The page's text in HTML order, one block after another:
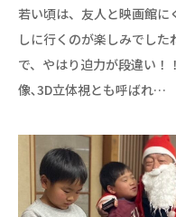
若い頃は、友人と映画館に
しに行くのが楽しみでし
で、やはり迫力が段違い
像､3D立体視とも呼ばれ…